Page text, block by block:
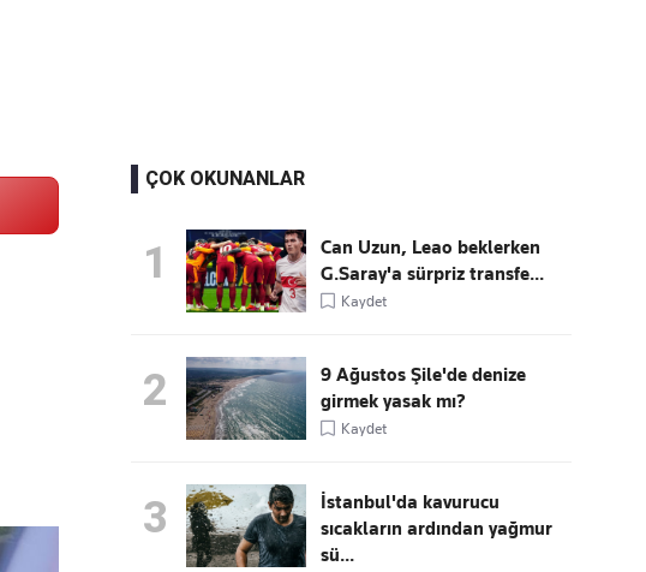
ÇOK OKUNANLAR
1
Can Uzun, Leao beklerken
G.Saray'a sürpriz transfe...
Kaydet
2
9 Ağustos Şile'de denize
girmek yasak mı?
Kaydet
3
İstanbul'da kavurucu
sıcakların ardından yağmur
sü...